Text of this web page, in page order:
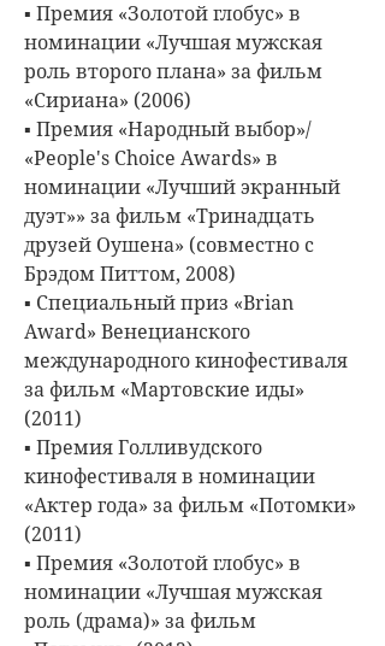
▪ Премия «Золотой глобус» в
номинации «Лучшая мужская
роль второго плана» за фильм
«Сириана» (2006)
▪ Премия «Народный выбор»/
«People's Choice Awards» в
номинации «Лучший экранный
дуэт»» за фильм «Тринадцать
друзей Оушена» (совместно с
Брэдом Питтом, 2008)
▪ Специальный приз «Brian
Award» Венецианского
международного кинофестиваля
за фильм «Мартовские иды»
(2011)
▪ Премия Голливудского
кинофестиваля в номинации
«Актер года» за фильм «Потомки»
(2011)
▪ Премия «Золотой глобус» в
номинации «Лучшая мужская
роль (драма)» за фильм